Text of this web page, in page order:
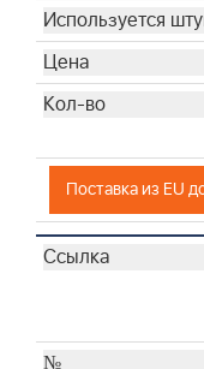
Поставка из EU